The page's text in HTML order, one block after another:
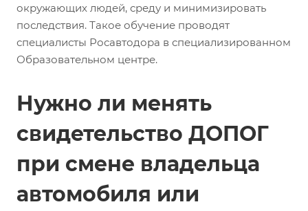
окружающих людей, среду и минимизировать
последствия. Такое обучение проводят
специалисты Росавтодора в специализированном
Образовательном центре.
Нужно ли менять
свидетельство ДОПОГ
при смене владельца
автомобиля или